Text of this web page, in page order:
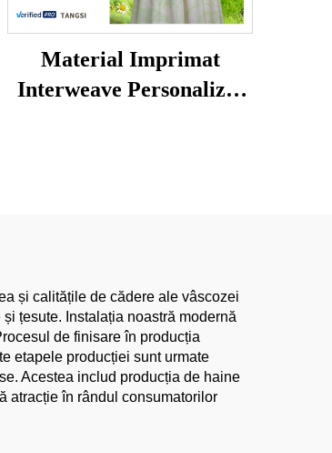
Material Imprimat
Interweave Personalizat
și calitățile de cădere ale vâscozei
țesute. Instalația noastră modernă
de finisare în producția
etapele producției sunt urmate
Acestea includ producția de haine
atracție în rândul consumatorilor